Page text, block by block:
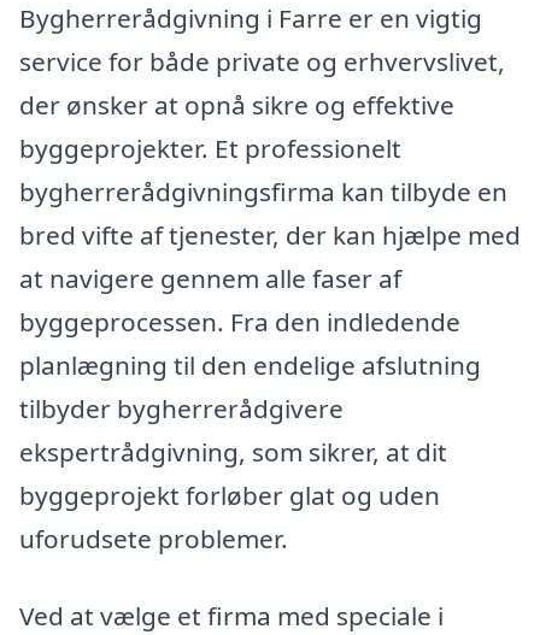
Bygherrerådgivning i Farre er en vigtig
service for både private og erhvervslivet,
der ønsker at opnå sikre og effektive
byggeprojekter. Et professionelt
bygherrerådgivningsfirma kan tilbyde en
bred vifte af tjenester, der kan hjælpe med
at navigere gennem alle faser af
byggeprocessen. Fra den indledende
planlægning til den endelige afslutning
tilbyder bygherrerådgivere
ekspertrådgivning, som sikrer, at dit
byggeprojekt forløber glat og uden
uforudsete problemer.
Ved at vælge et firma med speciale i